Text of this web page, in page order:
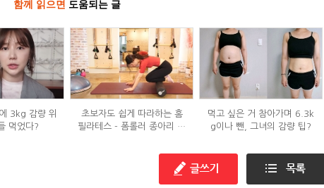
함께 읽으면 도움되는 글
3kg 감량 위
먹었다?
초보자도 쉽게 따라하는 홈
필라테스 - 폼롤러 종아리 알
먹고 싶은 거 참아가며 6.3k
g이나 뺀, 그녀의 감량 팁?